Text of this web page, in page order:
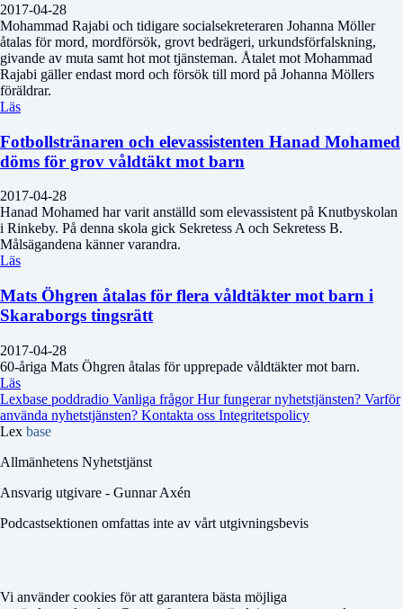
2017-04-28
Mohammad Rajabi och tidigare socialsekreteraren Johanna Möller
åtalas för mord, mordförsök, grovt bedrägeri, urkundsförfalskning,
givande av muta samt hot mot tjänsteman. Åtalet mot Mohammad
Rajabi gäller endast mord och försök till mord på Johanna Möllers
föräldrar.
Läs
Fotbollstränaren och elevassistenten Hanad Mohamed
döms för grov våldtäkt mot barn
2017-04-28
Hanad Mohamed har varit anställd som elevassistent på Knutbyskolan
i Rinkeby. På denna skola gick Sekretess A och Sekretess B.
Målsägandena känner varandra.
Läs
Mats Öhgren åtalas för flera våldtäkter mot barn i
Skaraborgs tingsrätt
2017-04-28
60-åriga Mats Öhgren åtalas för upprepade våldtäkter mot barn.
Läs
Lexbase poddradio Vanliga frågorHur fungerar nyhetstjänsten? Varför
använda nyhetstjänsten? Kontakta oss Integritetspolicy
Lex base
Allmänhetens Nyhetstjänst
Ansvarig utgivare - Gunnar Axén
Podcastsektionen omfattas inte av vårt utgivningsbevis
Vi använder cookies för att garantera bästa möjliga